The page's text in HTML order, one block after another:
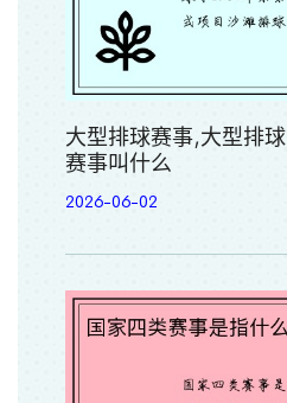
大型排球赛事,大型排球
赛事叫什么
2026-06-02